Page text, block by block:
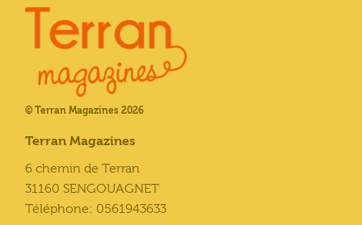
© Terran Magazines 2026
Terran Magazines
6 chemin de Terran
31160 SENGOUAGNET
Téléphone: 0561943633